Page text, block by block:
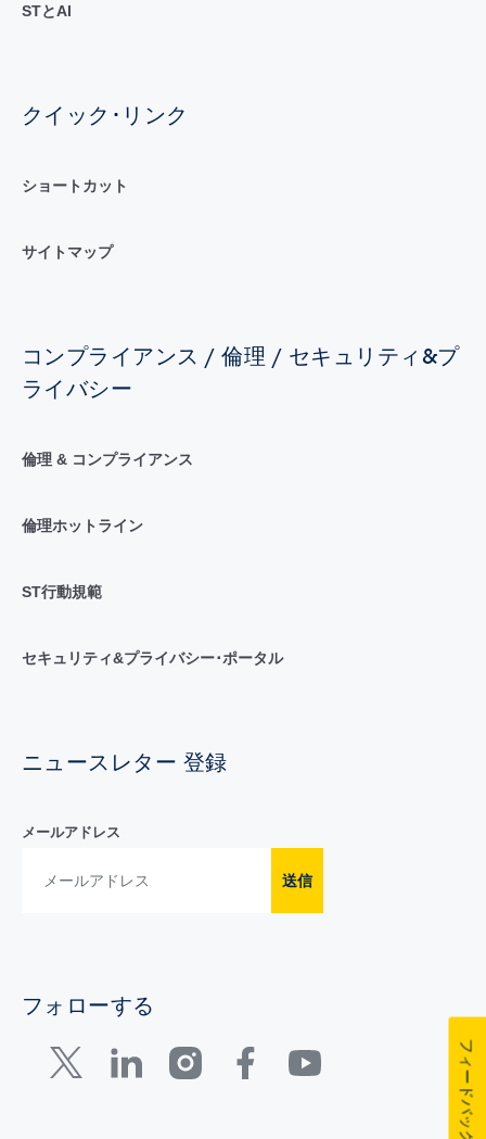
STとAI
クイック･リンク
ショートカット
サイトマップ
コンプライアンス / 倫理 / セキュリティ&プ
ライバシー
倫理 & コンプライアンス
倫理ホットライン
ST行動規範
セキュリティ&プライバシー･ポータル
ニュースレター 登録
メールアドレス
送信
フォローする
フィードバック